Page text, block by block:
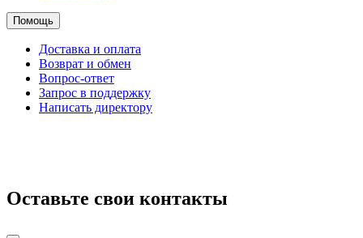
Помощь
Доставка и оплата
Возврат и обмен
Вопрос-ответ
Запрос в поддержку
Написать директору
Оставьте свои контакты